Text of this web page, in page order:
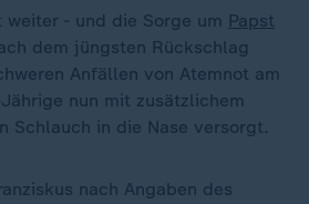
weiter - und die Sorge um Papst
dem jüngsten Rückschlag
Anfällen von Atemnot am
nun mit zusätzlichem
Schlauch in die Nase versorgt.
nach Angaben des